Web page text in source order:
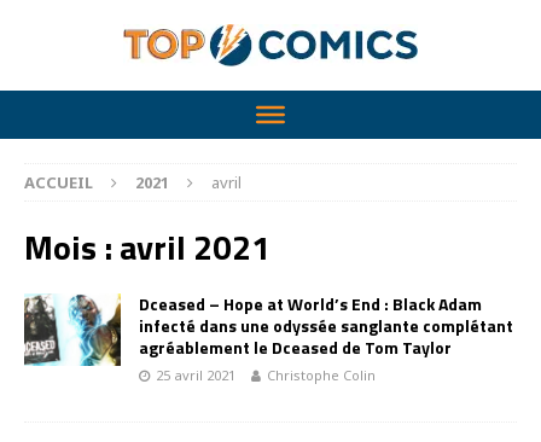
ACCUEIL 2021 avril
Mois :avril 2021
Dceased – Hope at World’s End : Black Adam
infecté dans une odyssée sanglante complétant
agréablement le Dceased de Tom Taylor
25 avril 2021 Christophe Colin